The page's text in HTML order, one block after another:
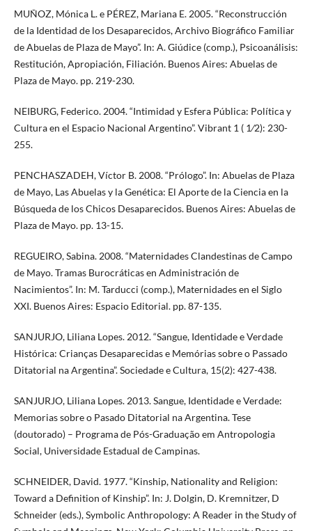
MUÑOZ, Mónica L. e PÉREZ, Mariana E. 2005. “Reconstrucción
de la Identidad de los Desaparecidos, Archivo Biográfico Familiar
de Abuelas de Plaza de Mayo”. In: A. Giúdice (comp.), Psicoanálisis:
Restitución, Apropiación, Filiación. Buenos Aires: Abuelas de
Plaza de Mayo. pp. 219-230.
NEIBURG, Federico. 2004. “Intimidad y Esfera Pública: Política y
Cultura en el Espacio Nacional Argentino”. Vibrant 1 ( 1⁄2): 230-
255.
PENCHASZADEH, Víctor B. 2008. “Prólogo”. In: Abuelas de Plaza
de Mayo, Las Abuelas y la Genética: El Aporte de la Ciencia en la
Búsqueda de los Chicos Desaparecidos. Buenos Aires: Abuelas de
Plaza de Mayo. pp. 13-15.
REGUEIRO, Sabina. 2008. “Maternidades Clandestinas de Campo
de Mayo. Tramas Burocráticas en Administración de
Nacimientos”. In: M. Tarducci (comp.), Maternidades en el Siglo
XXI. Buenos Aires: Espacio Editorial. pp. 87-135.
SANJURJO, Liliana Lopes. 2012. “Sangue, Identidade e Verdade
Histórica: Crianças Desaparecidas e Memórias sobre o Passado
Ditatorial na Argentina”. Sociedade e Cultura, 15(2): 427-438.
SANJURJO, Liliana Lopes. 2013. Sangue, Identidade e Verdade:
Memorias sobre o Pasado Ditatorial na Argentina. Tese
(doutorado) – Programa de Pós-Graduação em Antropologia
Social, Universidade Estadual de Campinas.
SCHNEIDER, David. 1977. “Kinship, Nationality and Religion:
Toward a Definition of Kinship”. In: J. Dolgin, D. Kremnitzer, D
Schneider (eds.), Symbolic Anthropology: A Reader in the Study of